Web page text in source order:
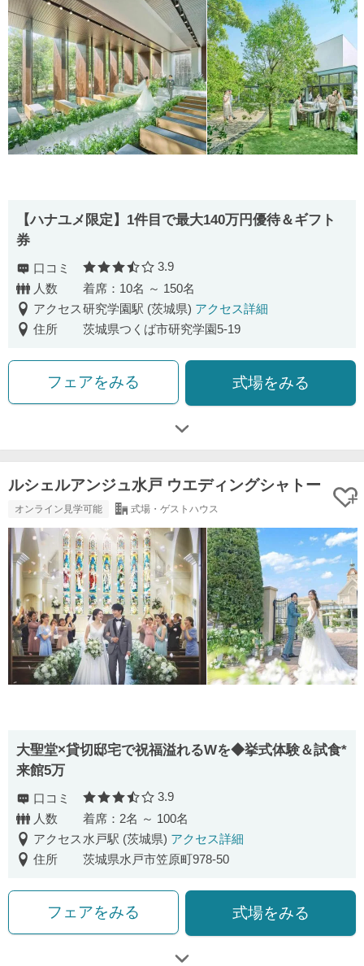
【ハナユメ限定】1件目で最大140万円優待＆ギフト
券
口コミ 口コミ評価
3.9
人数
着席：10名 ～ 150名
アクセス研究学園駅 (茨城県) アクセス詳細
住所
茨城県つくば市研究学園5-19
フェアをみる 式場をみる
ルシェルアンジュ水戸 ウエディングシャトー
オンライン見学可能 式場・ゲストハウス
大聖堂×貸切邸宅で祝福溢れるWを◆挙式体験＆試食*
来館5万
口コミ 口コミ評価
3.9
人数
着席：2名 ～ 100名
アクセス 水戸駅 (茨城県) アクセス詳細
住所
茨城県水戸市笠原町978-50
フェアをみる 式場をみる